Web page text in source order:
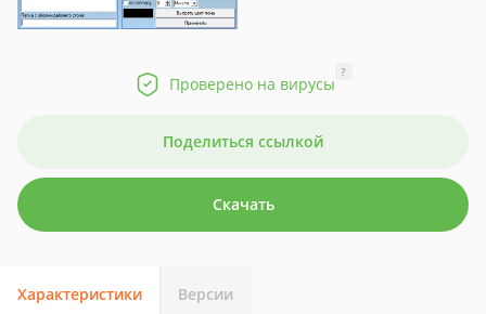
Проверено на вирусы
?
Поделиться ссылкой
Скачать
Характеристики Версии